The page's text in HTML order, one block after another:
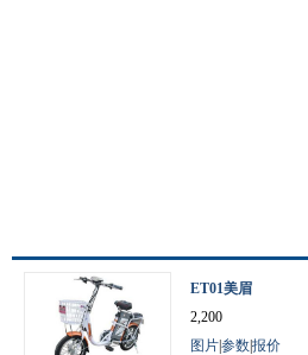
ET01美眉
2,200
图片参数报价